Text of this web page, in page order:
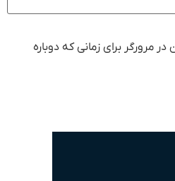
مرورگر برای زمانی که دوباره